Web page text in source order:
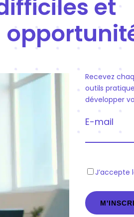
et
Recevez
outils
développer
E-mail
R
P
J’accepte